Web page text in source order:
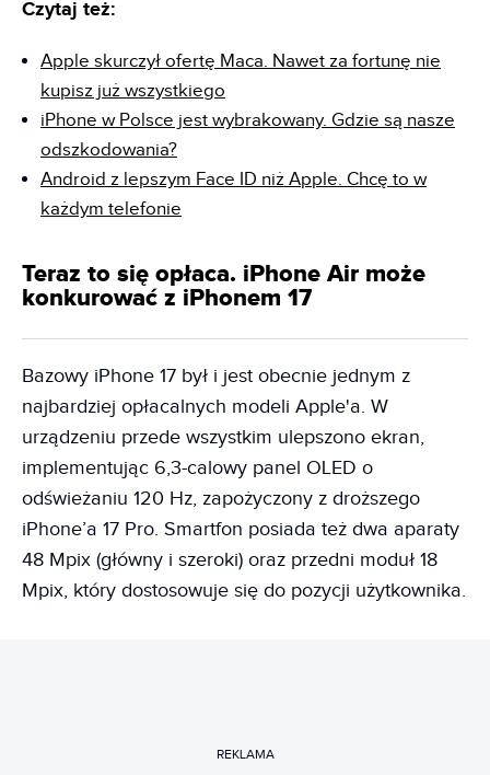
Czytaj też:
Apple skurczył ofertę Maca. Nawet za fortunę nie
kupisz już wszystkiego
iPhone w Polsce jest wybrakowany. Gdzie są nasze
odszkodowania?
Android z lepszym Face ID niż Apple. Chcę to w
każdym telefonie
Teraz to się opłaca. iPhone Air może
konkurować z iPhonem 17
Bazowy iPhone 17 był i jest obecnie jednym z
najbardziej opłacalnych modeli Apple'a. W
urządzeniu przede wszystkim ulepszono ekran,
implementując 6,3-calowy panel OLED o
odświeżaniu 120 Hz, zapożyczony z droższego
iPhone’a 17 Pro. Smartfon posiada też dwa aparaty
48 Mpix (główny i szeroki) oraz przedni moduł 18
Mpix, który dostosowuje się do pozycji użytkownika.
REKLAMA